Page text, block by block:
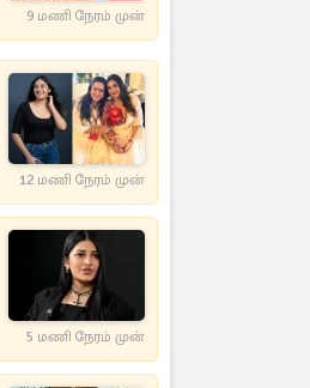
9 மணி நேரம் முன்
12 மணி நேரம் முன்
5 மணி நேரம் முன்